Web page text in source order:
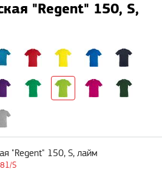
"Regent" 150, S,
S
"Regent" 150, S, лайм